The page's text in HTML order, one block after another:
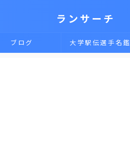
ランサーチ
ブログ 大学駅伝選手名鑑